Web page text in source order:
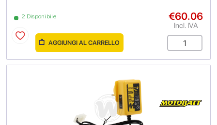
2 Disponibile €60.06
Incl. IVA
AGGIUNGI AL CARRELLO